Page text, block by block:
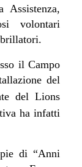
Assistenza,
volontari
il Campo
del
del Lions
ha infatti
di “Anni